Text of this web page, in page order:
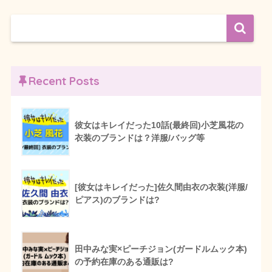
Recent Posts
彼女はキレイだった10話(最終回)小芝風花の
衣装のブランドは？洋服/バッグ等
[彼女はキレイだった]佐久間由衣の衣装(洋服/
ピアス)のブランドは?
田中みな実×ピーチジョン(ガードルムック本)
の予約在庫のある通販は?